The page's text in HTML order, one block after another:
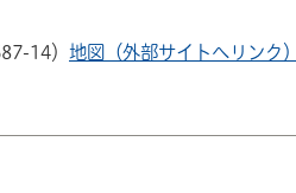
14） 地図（外部サイトへリンク）